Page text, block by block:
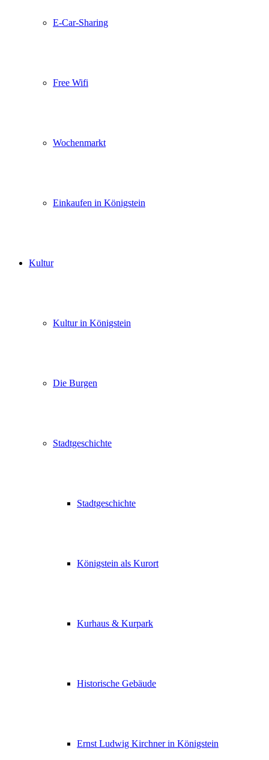
E-Car-Sharing
Free Wifi
Wochenmarkt
Einkaufen in Königstein
Kultur
Kultur in Königstein
Die Burgen
Stadtgeschichte
Stadtgeschichte
Königstein als Kurort
Kurhaus & Kurpark
Historische Gebäude
Ernst Ludwig Kirchner in Königstein